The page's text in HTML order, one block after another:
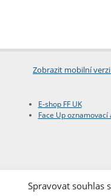
Spravovat souhlas
Zobrazit mobilní
E-shop FF UK
Face Up oznamovací